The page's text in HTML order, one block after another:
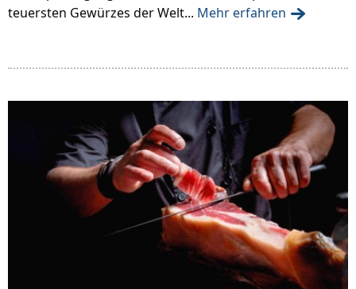
teuersten Gewürzes der Welt... Mehr erfahren